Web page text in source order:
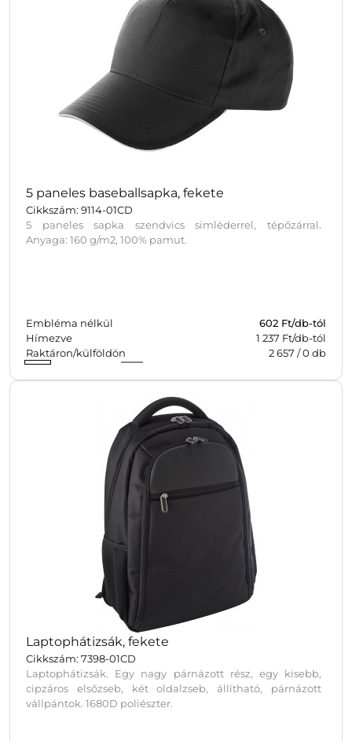
5 paneles baseballsapka, fekete
Cikkszám: 9114-01CD
5 paneles sapka szendvics simléderrel, tépőzárral.
Anyaga: 160 g/m2, 100% pamut.
Embléma nélkül 602 Ft/db-tól
Hímezve
1 237 Ft/db-tól
Raktáron/külföldön
2 657 /0 db
Laptophátizsák, fekete
Cikkszám: 7398-01CD
Laptophátizsák. Egy nagy párnázott rész, egy kisebb,
cipzáros elsőzseb, két oldalzseb, állítható, párnázott
vállpántok. 1680D poliészter.